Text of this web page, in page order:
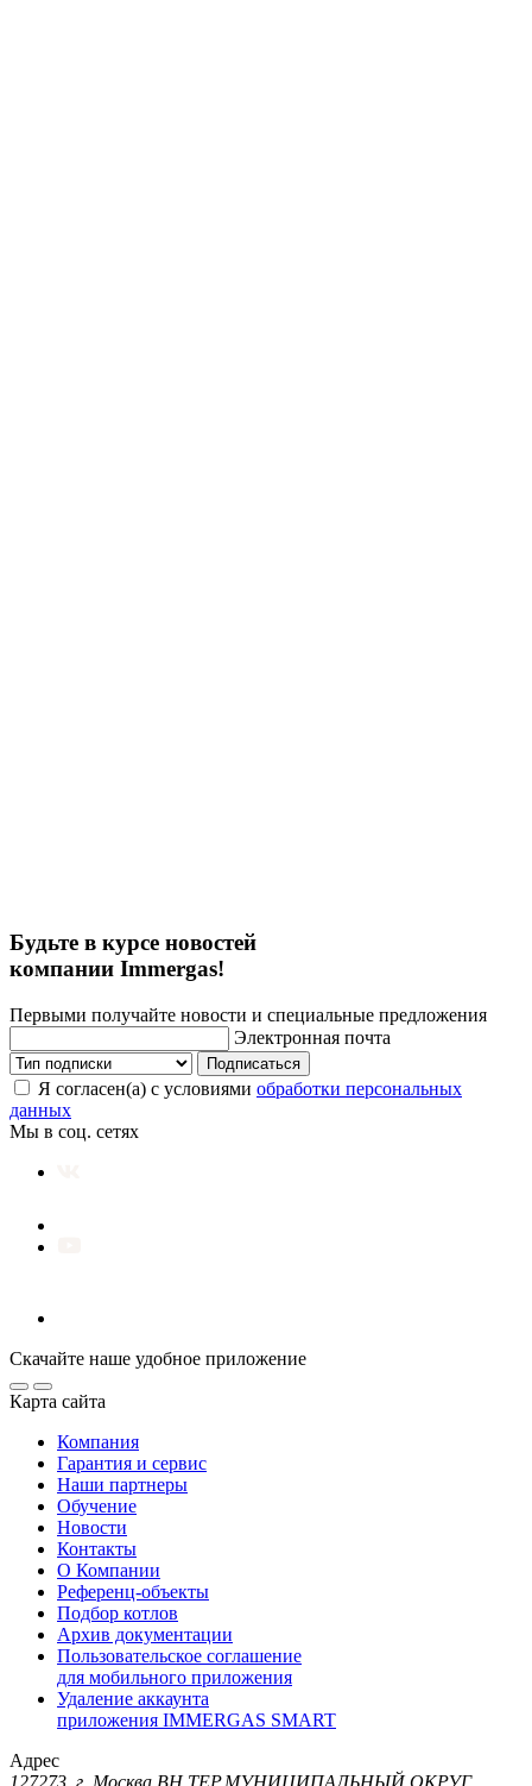
Будьте в курсе новостей
компании Immergas!
Первыми получайте новости и специальные предложения
Электронная почта
Подписаться
Я согласен(а) с условиями обработки персональных
данных
Мы в соц. сетях
Скачайте наше удобное приложение
Карта сайта
Компания
Гарантия и сервис
Наши партнеры
Обучение
Новости
Контакты
О Компании
Референц-объекты
Подбор котлов
Архив документации
Пользовательское соглашение
для мобильного приложения
Удаление аккаунта
приложения IMMERGAS SMART
Адрес
127273, г. Москва ВН.ТЕР.МУНИЦИПАЛЬНЫЙ ОКРУГ